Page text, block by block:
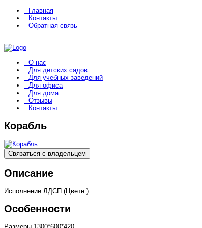
Главная
Контакты
Обратная связь
О нас
Для детских садов
Для учебных заведений
Для офиса
Для дома
Отзывы
Контакты
Корабль
Связаться с владельцем
Описание
Исполнение ЛДСП (Цветн.)
Особенности